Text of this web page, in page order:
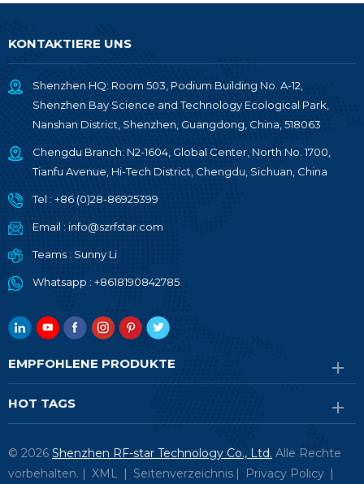
KONTAKTIERE UNS
Shenzhen HQ: Room 503, Podium Building No. A-12,
Shenzhen Bay Science and Technology Ecological Park,
Nanshan District, Shenzhen, Guangdong, China, 518063
Chengdu Branch: N2-1604, Global Center, North No. 1700,
Tianfu Avenue, Hi-Tech District, Chengdu, Sichuan, China
Tel : +86 (0)28-86925399
Email : info@szrfstar.com
Teams : Sunny Li
Whatsapp : +8618190842785
EMPFOHLENE PRODUKTE
HOT TAGS
© 2026 Shenzhen RF-star Technology Co., Ltd. Alle Rechte
vorbehalten. |
XML Seitenverzeichnis Privacy Policy